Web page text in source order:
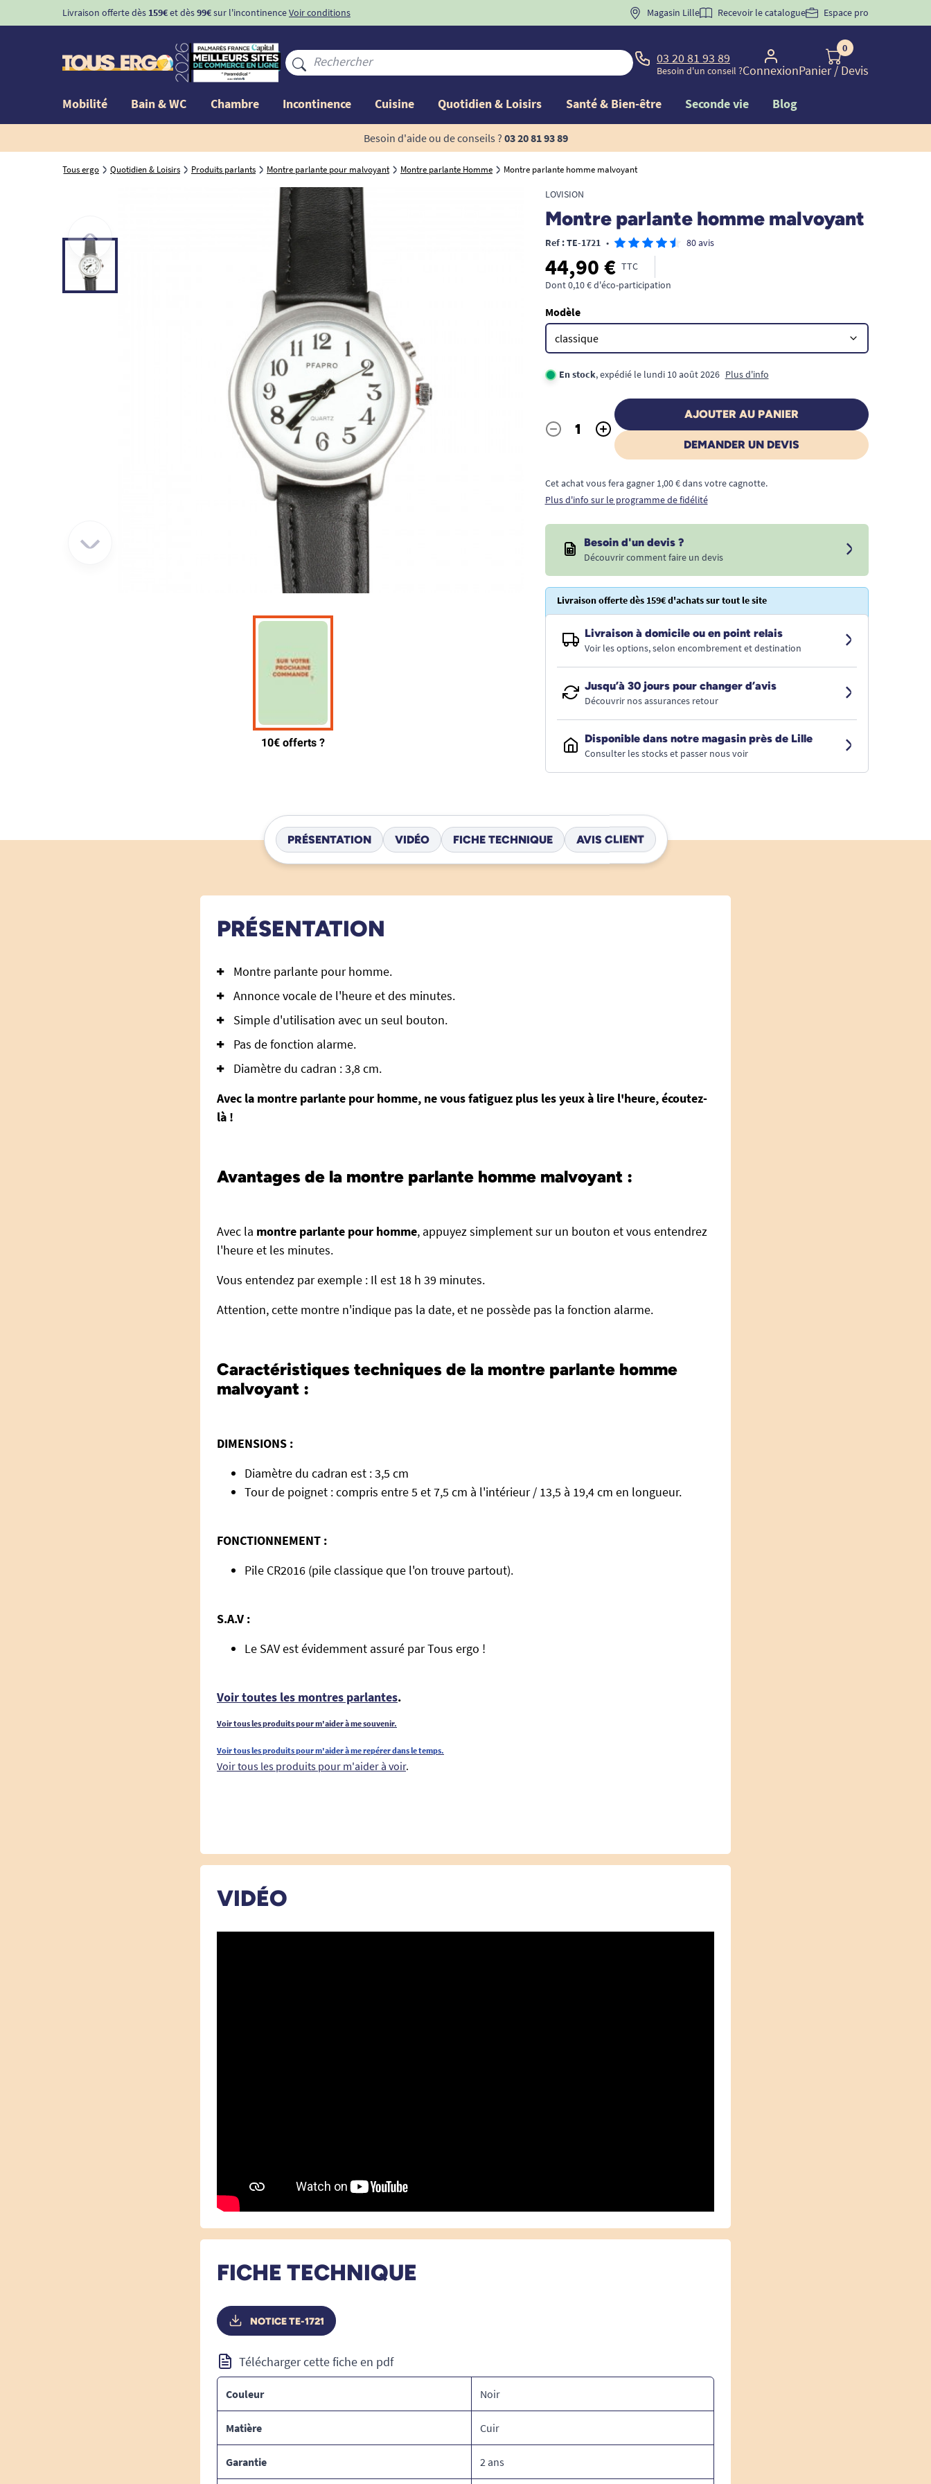
Livraison offerte dès 159€et dès99€sur l'incontinenceVoir conditions BIENVENUE" pourla 1ère commande d'incontinence
Magasin Lille Recevoir le catalogue Espace pro
03 20 81 93 89
Besoin d'un conseil ?Connexion
0
Panier/ Devis
Mobilité Bain & WC Chambre Incontinence Cuisine Quotidien & Loisirs Santé & Bien-être Seconde vie Blog
Besoin d'aide ou de conseils ? 03 20 81 93 89
Tous ergo Quotidien & Loisirs Produits parlants Montre parlante pour malvoyant Montre parlante Homme Montre parlante homme malvoyant
LOVISION
Montre parlante homme malvoyant
Ref : TE-1721 • 80 avis
44,90 € TTC
Dont 0,10 € d'éco-participation
Modèle
En stock, expédié le lundi 10 août 2026 Plus d'info
Quantité
- +
AJOUTER AU PANIER
DEMANDER UN DEVIS
Cet achat vous fera gagner 1,00 € dans votre cagnotte.
Plus d'info sur le programme de fidélité
Besoin d'un devis ?
Découvrir comment faire un devis
Livraison offerte dès 159€ d'achats sur tout le site
Livraison à domicile ou en point relais
Voir les options, selon encombrement et destination
Jusqu’à 30 jours pour changer d’avis
Découvrir nos assurances retour
Disponible dans notre magasin près de Lille
Consulter les stocks et passer nous voir
PRÉSENTATION VIDÉO FICHE TECHNIQUE AVIS CLIENT
PRÉSENTATION
Montre parlante pour homme.
Annonce vocale de l'heure et des minutes.
Simple d'utilisation avec un seul bouton.
Pas de fonction alarme.
Diamètre du cadran : 3,8 cm.
Avec la montre parlante pour homme, ne vous fatiguez plus les yeux à lire l'heure, écoutez-
là !
Avantages de la montre parlante homme malvoyant :
Avec la montre parlante pour homme, appuyez simplement sur un bouton et vous entendrez
l'heure et les minutes.
Vous entendez par exemple : Il est 18 h 39 minutes.
Attention, cette montre n'indique pas la date, et ne possède pas la fonction alarme.
Caractéristiques techniques de la montre parlante homme
malvoyant :
DIMENSIONS :
Diamètre du cadran est : 3,5 cm
Tour de poignet : compris entre 5 et 7,5 cm à l'intérieur / 13,5 à 19,4 cm en longueur.
FONCTIONNEMENT :
Pile CR2016 (pile classique que l'on trouve partout).
S.A.V :
Le SAV est évidemment assuré par Tous ergo !
Voir toutes les montres parlantes.
Voir tous les produits pour m'aider à me souvenir.
Voir tous les produits pour m'aider à me repérer dans le temps.
Voir tous les produits pour m'aider à voir.
VIDÉO
FICHE TECHNIQUE
NOTICE TE-1721
Télécharger cette fiche en pdf
Couleur Noir
Matière Cuir
Garantie 2 ans